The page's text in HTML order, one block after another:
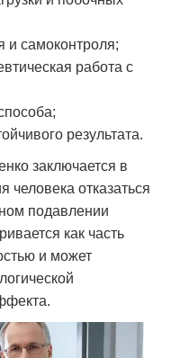
и самоконтроля;
работа с
результата.
заключается в
человека отказаться
подавлении
как часть
и может